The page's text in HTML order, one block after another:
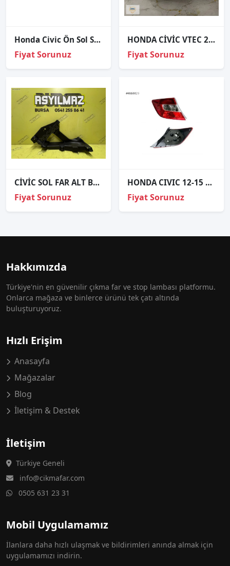
Honda Civic Ön Sol Sis Lambası 2021-2023
Fiyat Sorunuz
HONDA CİVİC VTEC 2 SOL FAR ORJİNAL
Fiyat Sorunuz
CİVİC SOL FAR ALT BRAKETİ 2017-
Fiyat Sorunuz
HONDA CIVIC 12-15 FB7 KASA SOL DIŞ STOP 33550-TR0-E01
Fiyat Sorunuz
Hakkımızda
Türkiye'nin en güvenilir çıkma far ve stop lambası platformu.
Onlarca mağaza ve binlerce ürünü tek çatı altında
buluşturuyoruz.
Hızlı Erişim
Anasayfa
Mağazalar
Blog
İletişim & Destek
İletişim
Türkiye Geneli
info@cikmafar.com
0505 631 23 31
Mobil Uygulamamız
İlanlara daha hızlı ulaşmak ve bildirimleri anında almak için
uygulamamızı indirin.